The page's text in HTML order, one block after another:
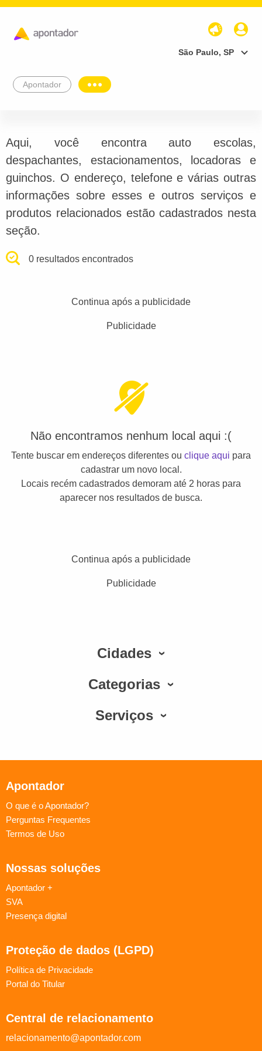
São Paulo, SP
Apontador
Aqui, você encontra auto escolas,
despachantes, estacionamentos, locadoras e
guinchos. O endereço, telefone e várias outras
informações sobre esses e outros serviços e
produtos relacionados estão cadastrados nesta
seção.
0 resultados encontrados
Continua após a publicidade
Publicidade
Não encontramos nenhum local aqui :(
Tente buscar em endereços diferentes ou clique aqui para
cadastrar um novo local.
Locais recém cadastrados demoram até 2 horas para
aparecer nos resultados de busca.
Continua após a publicidade
Publicidade
Cidades
Categorias
Serviços
Apontador
O que é o Apontador?
Perguntas Frequentes
Termos de Uso
Nossas soluções
Apontador +
SVA
Presença digital
Proteção de dados (LGPD)
Política de Privacidade
Portal do Titular
Central de relacionamento
relacionamento@apontador.com